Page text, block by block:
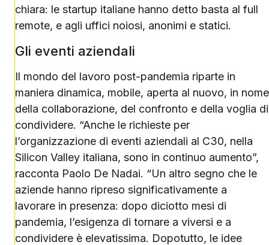
chiara: le startup italiane hanno detto basta al full
remote, e agli uffici noiosi, anonimi e statici.
Gli eventi aziendali
Il mondo del lavoro post-pandemia riparte in
maniera dinamica, mobile, aperta al nuovo, in nome
della collaborazione, del confronto e della voglia di
condividere. “Anche le richieste per
l’organizzazione di eventi aziendali al C30, nella
Silicon Valley italiana, sono in continuo aumento”,
racconta Paolo De Nadai. “Un altro segno che le
aziende hanno ripreso significativamente a
lavorare in presenza: dopo diciotto mesi di
pandemia, l’esigenza di tornare a viversi e a
condividere è elevatissima. Dopotutto, le idee